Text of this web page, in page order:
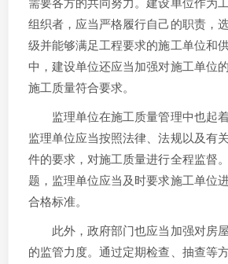
组织者，应当严格履行自己的职责，
级并能够满足工程要求的施工单位和
中，建设单位还应当加强对施工单位
施工质量符合要求。
监理单位在施工质量管理中也起着
监理单位应当按照法律、法规以及有
件的要求，对施工质量进行全程监督
题，监理单位应当及时要求施工单位
合格标准。
此外，政府部门也应当加强对房
的监管力度。通过定期检查、抽查等